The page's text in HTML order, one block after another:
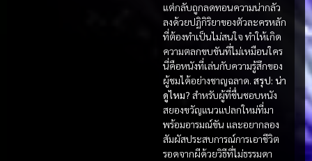
แต่กลับถูกลดทอนความน่ากลัว
ลงด้วยปฏิกิริยาของตัวละครหลัก
ที่ต้องทำเป็นไม่สนใจ ทำให้เกิด
ความตลกขบขันที่ไม่เหมือนใคร
นี่คือหนังที่เล่นกับความรู้สึกของ
ผู้ชมได้อย่างชาญฉลาด. สรุป: น่า
ดูไหม? สำหรับผู้ที่ชื่นชอบหนัง
สยองขวัญแนวแปลกใหม่ที่มา
พร้อมอารมณ์ขัน และอยากลอง
สัมผัสประสบการณ์การเอาชีวิต
รอดจากผีด้วยวิธีที่ไม่ธรรมดา